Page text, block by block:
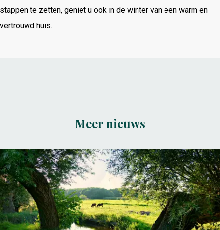
stappen te zetten, geniet u ook in de winter van een warm en
vertrouwd huis.
Meer nieuws